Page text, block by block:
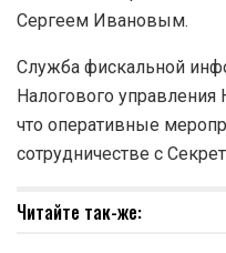
Сергеем Ивановым.
Служба фискальной
Налогового
что оперативные
сотрудничестве с
Читайте так-же: